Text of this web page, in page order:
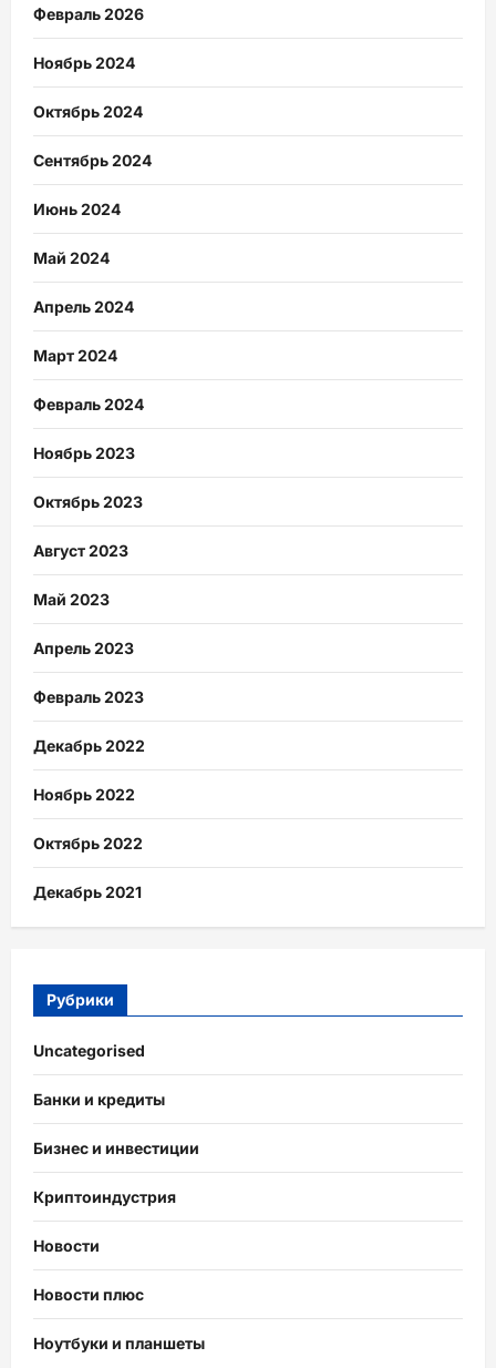
Февраль 2026
Ноябрь 2024
Октябрь 2024
Сентябрь 2024
Июнь 2024
Май 2024
Апрель 2024
Март 2024
Февраль 2024
Ноябрь 2023
Октябрь 2023
Август 2023
Май 2023
Апрель 2023
Февраль 2023
Декабрь 2022
Ноябрь 2022
Октябрь 2022
Декабрь 2021
Рубрики
Uncategorised
Банки и кредиты
Бизнес и инвестиции
Криптоиндустрия
Новости
Новости плюс
Ноутбуки и планшеты